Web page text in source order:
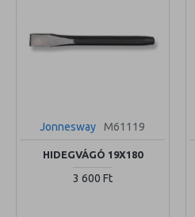
Jonnesway M61119
HIDEGVÁGÓ 19X180
3 600 Ft